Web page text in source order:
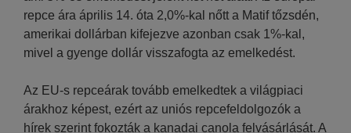
repce ára április 14. óta 2,0%-kal nőtt a Matif tőzsdén,
amerikai dollárban kifejezve azonban csak 1%-kal,
mivel a gyenge dollár visszafogta az emelkedést.
Az EU-s repceárak tovább emelkedtek a világpiaci
árakhoz képest, ezért az uniós repcefeldolgozók a
hírek szerint fokozták a kanadai canola felvásárlását. A